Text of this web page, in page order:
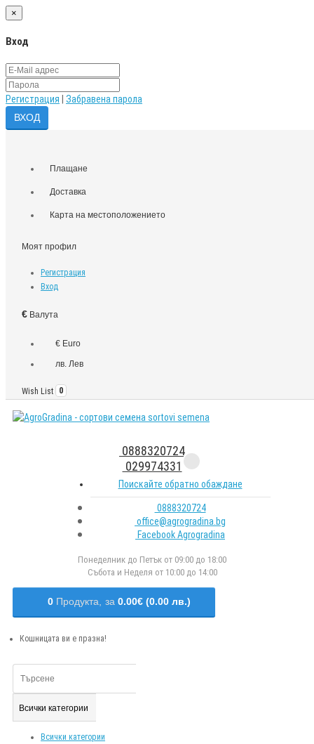
×
Вход
Регистрация Забравена парола
Плащане
Доставка
Карта на местоположението
Моят профил
Регистрация
Вход
€ Валута
€ Euro
лв. Лев
Wish List 0
0888320724
029974331
Поискайте обратно обаждане
0888320724
office@agrogradina.bg
Facebook Agrogradina
Понеделник до Петък от 09:00 до 18:00
Събота и Неделя от 10:00 до 14:00
0 Продукта, за 0.00€ (0.00 лв.)
Кошницата ви е празна!
Всички категории
Всички категории